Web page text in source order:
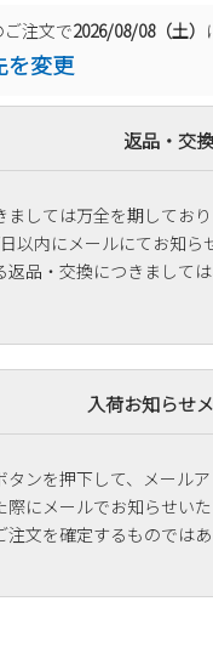
ご注文で2026/08/08（土）
を変更
返品・交
ましては万全を期してお
以内にメールにてお知ら
返品・交換につきまして
入荷お知らせ
タンを押下して、メール
際にメールでお知らせい
注文を確定するものでは